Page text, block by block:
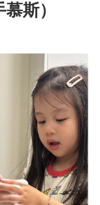
斯）